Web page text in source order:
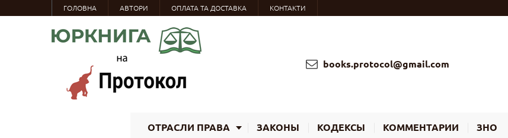
ГОЛОВНА АВТОРИ ОПЛАТА ТА ДОСТАВКА КОНТАКТИ
books.protocol@gmail.com
ОТРАСЛИ ПРАВА ЗАКОНЫ КОДЕКСЫ КОММЕНТАРИИ ЗНО